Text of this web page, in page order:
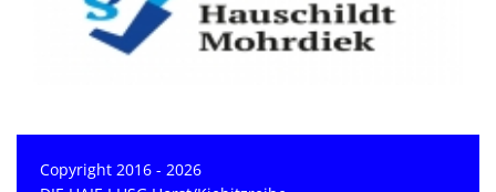
Copyright 2016 - 2026